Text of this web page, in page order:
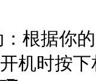
：根据你
机时按